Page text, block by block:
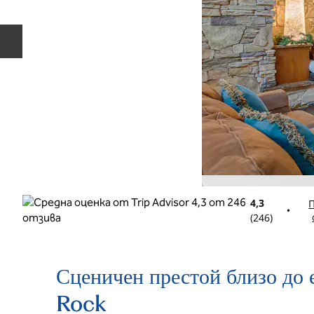
4,3
(246)
•
Сценичен престой близо до
Rock